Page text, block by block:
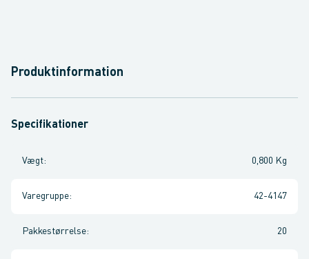
Produktinformation
Specifikationer
Vægt: 0,800 Kg
Varegruppe: 42-4147
Pakkestørrelse: 20